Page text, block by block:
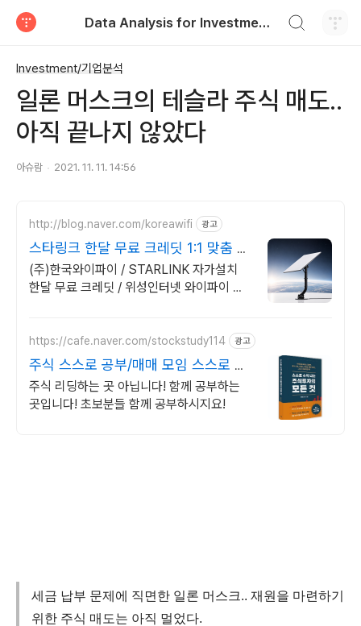
Data Analysis for Investment & Control
Investment/기업분석
일론 머스크의 테슬라 주식 매도..
아직 끝나지 않았다
아슈람 2021. 11. 11. 14:56
http://blog.naver.com/koreawifi 광고
스타링크 한달 무료 크레딧 1:1 맞춤 상
담 및 견적
(주)한국와이파이 / STARLINK 자가설치
한달 무료 크레딧 / 위성인터넷 와이파이 설
https://cafe.naver.com/stockstudy114 광고
주식 스스로 공부/매매 모임 스스로 공
부법을 배웁니다 !
주식 리딩하는 곳 아닙니다! 함께 공부하는
곳입니다! 초보분들 함께 공부하시지요!
세금 납부 문제에 직면한 일론 머스크.. 재원을 마련하기
위한 주식 매도는 아직 멀었다.